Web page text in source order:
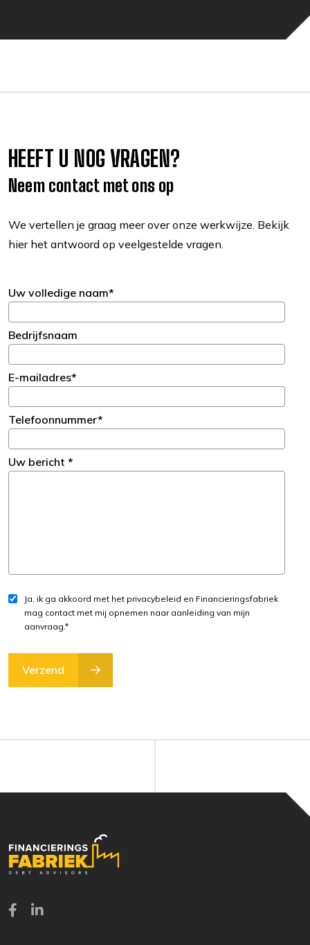
HEEFT U NOG VRAGEN?
Neem contact met ons op
We vertellen je graag meer over onze werkwijze. Bekijk
hier het antwoord op veelgestelde vragen.
Uw volledige naam*
Bedrijfsnaam
E-mailadres*
Telefoonnummer*
Uw bericht *
Ja, ik ga akkoord met het privacybeleid en Financieringsfabriek
mag contact met mij opnemen naar aanleiding van mijn
aanvraag.*
Verzend